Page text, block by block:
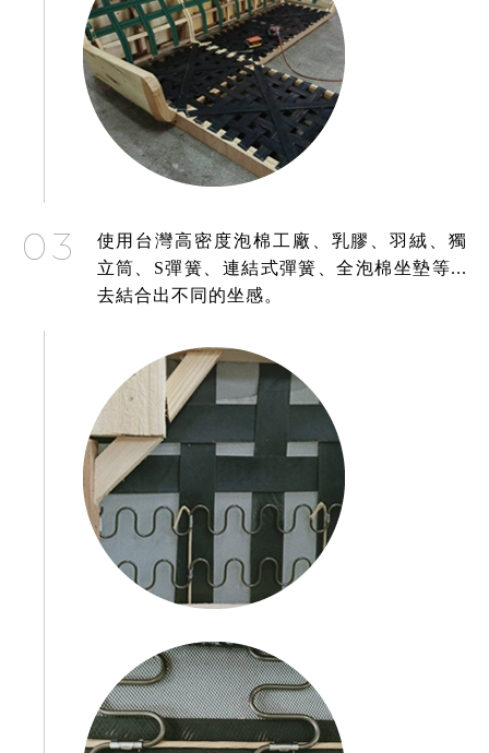
03
使用台灣高密度泡棉工廠、乳膠、羽絨、獨
立筒、S彈簧、連結式彈簧、全泡棉坐墊等...
去結合出不同的坐感。